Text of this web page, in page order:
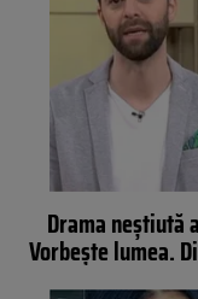
Drama neștiută
Vorbește lumea.